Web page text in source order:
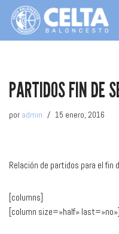
Saltar
PARTIDOS FIN DE
por admin 15 enero, 2016
Relación de partidos para el fin
[columns]
[column size=»half» last=»no»]